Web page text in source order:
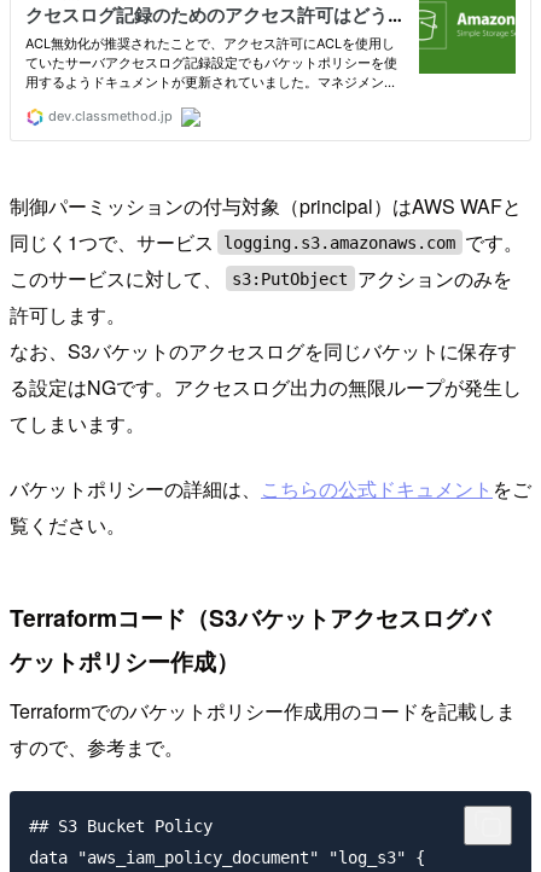
制御パーミッションの付与対象（principal）はAWS WAFと
同じく1つで、サービス
logging.s3.amazonaws.com です。
このサービスに対して、
s3:PutObject
アクションのみを
許可します。
なお、S3バケットのアクセスログを同じバケットに保存す
る設定はNGです。アクセスログ出力の無限ループが発生し
てしまいます。
バケットポリシーの詳細は、 こちらの公式ドキュメント をご
覧ください。
Terraformコード（S3バケットアクセスログバ
ケットポリシー作成）
Terraformでのバケットポリシー作成用のコードを記載しま
すので、参考まで。
## S3 Bucket Policy
data "aws_iam_policy_document" "log_s3" {